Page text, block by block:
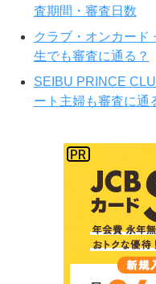
査期間・審査日数
クラブ・オンカード
生でも審査に通る？
SEIBU PRINCE
ート主婦も審査に通